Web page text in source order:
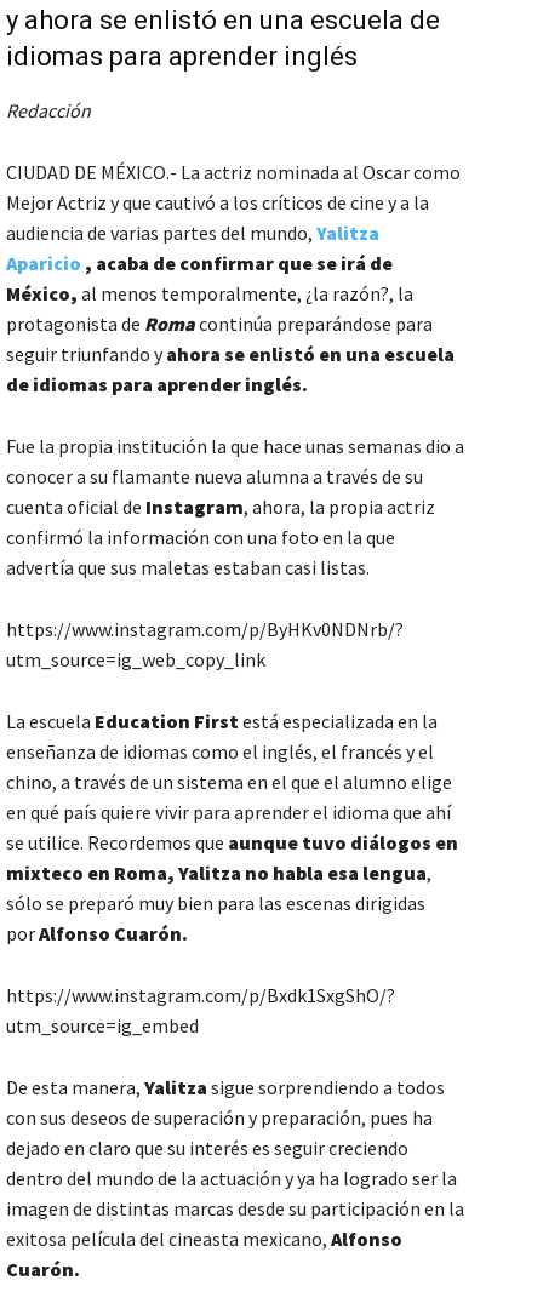
y ahora se enlistó en una escuela de
idiomas para aprender inglés
Redacción
CIUDAD DE MÉXICO.- La actriz nominada al Oscar como
Mejor Actriz y que cautivó a los críticos de cine y a la
audiencia de varias partes del mundo, Yalitza
Aparicio , acaba de confirmar que se irá de
México, al menos temporalmente, ¿la razón?, la
protagonista de Romacontinúa preparándose para
seguir triunfando yahora se enlistó en una escuela
de idiomas para aprender inglés.
Fue la propia institución la que hace unas semanas dio a
conocer a su flamante nueva alumna a través de su
cuenta oficial de Instagram, ahora, la propia actriz
confirmó la información con una foto en la que
advertía que sus maletas estaban casi listas.
https://www.instagram.com/p/ByHKv0NDNrb/?
utm_source=ig_web_copy_link
La escuela Education Firstestá especializada en la
enseñanza de idiomas como el inglés, el francés y el
chino, a través de un sistema en el que el alumno elige
en qué país quiere vivir para aprender el idioma que ahí
se utilice. Recordemos que aunque tuvo diálogos en
mixteco en Roma, Yalitza no habla esa lengua,
sólo se preparó muy bien para las escenas dirigidas
porAlfonso Cuarón.
https://www.instagram.com/p/Bxdk1SxgShO/?
utm_source=ig_embed
De esta manera, Yalitza sigue sorprendiendo a todos
con sus deseos de superación y preparación, pues ha
dejado en claro que su interés es seguir creciendo
dentro del mundo de la actuación y ya ha logrado ser la
imagen de distintas marcas desde su participación en la
exitosa película del cineasta mexicano, Alfonso
Cuarón.